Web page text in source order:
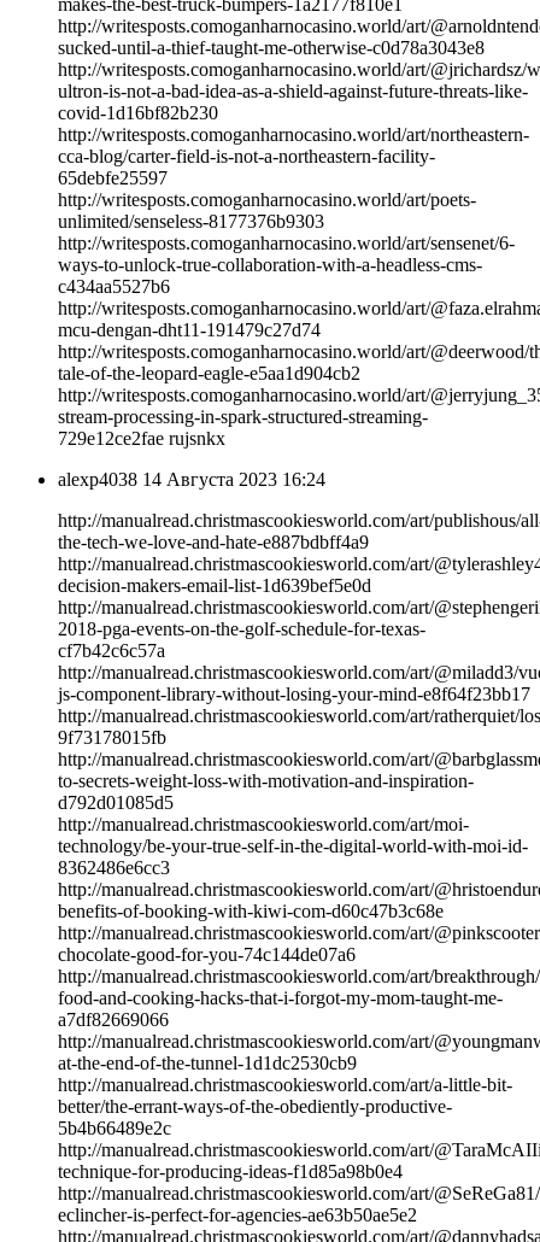
http://writesposts.comoganharnocasino.world/art/
sucked-until-a-thief-taught-me-otherwise-c0d78a3043e8
http://writesposts.comoganharnocasino.world/art/@jrichardsz/
ultron-is-not-a-bad-idea-as-a-shield-against-future-threats-like-
covid-1d16bf82b230
http://writesposts.comoganharnocasino.world/art/northeastern-
cca-blog/carter-field-is-not-a-northeastern-facility-
65debfe25597
http://writesposts.comoganharnocasino.world/art/poets-
unlimited/senseless-8177376b9303
http://writesposts.comoganharnocasino.world/art/sensenet/6-
ways-to-unlock-true-collaboration-with-a-headless-cms-
c434aa5527b6
http://writesposts.comoganharnocasino.world/art/
mcu-dengan-dht11-191479c27d74
http://writesposts.comoganharnocasino.world/art/@deerwood/
tale-of-the-leopard-eagle-e5aa1d904cb2
http://writesposts.comoganharnocasino.world/art/
stream-processing-in-spark-structured-streaming-
729e12ce2fae rujsnkx
alexp4038 14 Августа 2023 16:24
http://manualread.christmascookiesworld.com/art/publishous/
the-tech-we-love-and-hate-e887bdbff4a9
http://manualread.christmascookiesworld.com/art/
decision-makers-email-list-1d639bef5e0d
http://manualread.christmascookiesworld.com/art/
2018-pga-events-on-the-golf-schedule-for-texas-
cf7b42c6c57a
http://manualread.christmascookiesworld.com/art/@miladd3/
js-component-library-without-losing-your-mind-e8f64f23bb17
http://manualread.christmascookiesworld.com/art/ratherquiet/
9f73178015fb
http://manualread.christmascookiesworld.com/art/
to-secrets-weight-loss-with-motivation-and-inspiration-
d792d01085d5
http://manualread.christmascookiesworld.com/art/moi-
technology/be-your-true-self-in-the-digital-world-with-moi-id-
8362486e6cc3
http://manualread.christmascookiesworld.com/art/
benefits-of-booking-with-kiwi-com-d60c47b3c68e
http://manualread.christmascookiesworld.com/art/
chocolate-good-for-you-74c144de07a6
http://manualread.christmascookiesworld.com/art/
food-and-cooking-hacks-that-i-forgot-my-mom-taught-me-
a7df82669066
http://manualread.christmascookiesworld.com/art/
at-the-end-of-the-tunnel-1d1dc2530cb9
http://manualread.christmascookiesworld.com/art/a-little-bit-
better/the-errant-ways-of-the-obediently-productive-
5b4b66489e2c
http://manualread.christmascookiesworld.com/art/
technique-for-producing-ideas-f1d85a98b0e4
http://manualread.christmascookiesworld.com/art/
eclincher-is-perfect-for-agencies-ae63b50ae5e2
http://manualread.christmascookiesworld.com/art/